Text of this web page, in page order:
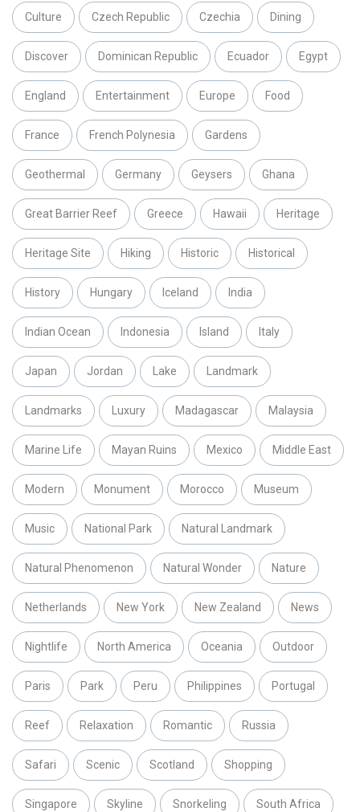
Culture Czech Republic Czechia Dining
Discover Dominican Republic Ecuador Egypt
England Entertainment Europe Food
France French Polynesia Gardens
Geothermal Germany Geysers Ghana
Great Barrier Reef Greece Hawaii Heritage
Heritage Site Hiking Historic Historical
History Hungary Iceland India
Indian Ocean Indonesia Island Italy
Japan Jordan Lake Landmark
Landmarks Luxury Madagascar Malaysia
Marine Life Mayan Ruins Mexico Middle East
Modern Monument Morocco Museum
Music National Park Natural Landmark
Natural Phenomenon Natural Wonder Nature
Netherlands New York New Zealand News
Nightlife North America Oceania Outdoor
Paris Park Peru Philippines Portugal
Reef Relaxation Romantic Russia
Safari Scenic Scotland Shopping
Singapore Skyline Snorkeling South Africa